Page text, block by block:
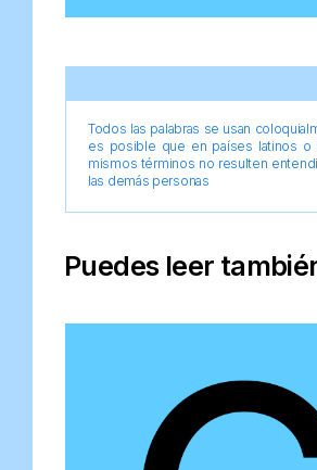
Todos las palabras se usan
es posible que en países latinos o
mismos términos no resulten
las demás personas
Puedes leer